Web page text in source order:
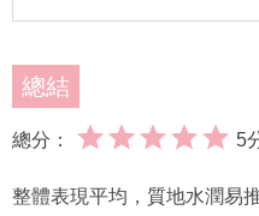
總結
總分： 5
整體表現平均，質地水潤易